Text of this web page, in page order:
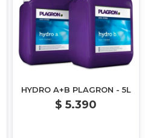
HYDRO A+B PLAGRON - 5L
$ 5.390